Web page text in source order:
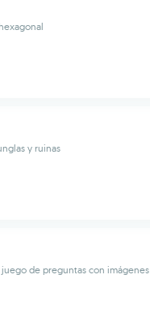
y ruinas
de preguntas con imágenes